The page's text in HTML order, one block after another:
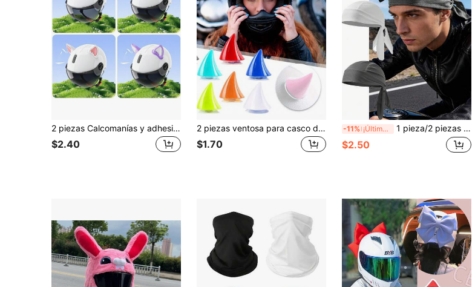
2 piezas Calcomanías y adhesivos con diseño de orejas de gato para casco, decoraciones lindas de orejas de gatito para motocicleta, scooter, bicicleta, Navidad y Halloween
$2.40
2 piezas ventosa para casco de motocicleta o vehículo eléctrico decorativa con cuernos de diablo para hombre y mujer. Accesorio decorativo de cuerno adecuado para la decoración de cascos de motocicleta y vehículo eléctrico. Personalizado y de moda
$1.70
-11% ¡Últimos 3 días 1 pieza/2 piezas Gorro pañuelo unisex para exteriores, específico para ciclismo, protección solar para correr y pescar en exteriores, absorbente de sudor, envoltorio de cabeza de secado rápido para deportes y fitness
$2.50